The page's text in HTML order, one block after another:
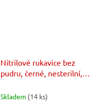
Nitrilové rukavice bez
pudru, černé, nesterilní,
Skladem (14 ks)